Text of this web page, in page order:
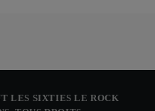
LES SIXTIES LE ROCK